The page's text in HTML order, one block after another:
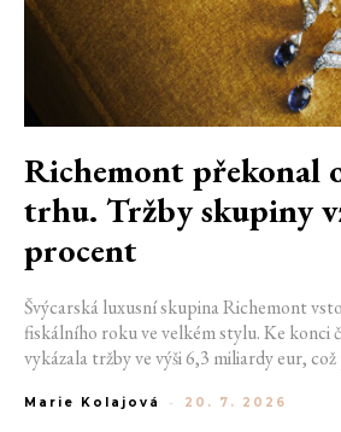
Richemont překonal
trhu. Tržby skupiny
procent
Švýcarská luxusní skupina Richemont
fiskálního roku ve velkém stylu. Ke konci
vykázala tržby ve výši 6,3 miliardy eur,
luxusním zůstává i přes přetrvávající
Marie Kolajová - 20. 7. 2026